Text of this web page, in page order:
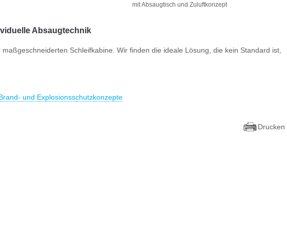
mit Absaugtisch und Zuluftkonzept
Absaugtechnik
Schleifkabine. Wir finden die ideale Lösung, die kein Standard ist,
und Explosionsschutzkonzepte
Drucken